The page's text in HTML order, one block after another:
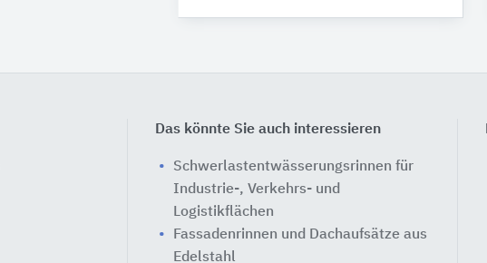
Das könnte Sie auch interessieren
Schwerlastentwässerungsrinnen für
Industrie-, Verkehrs- und
Logistikflächen
Fassadenrinnen und Dachaufsätze aus
Edelstahl